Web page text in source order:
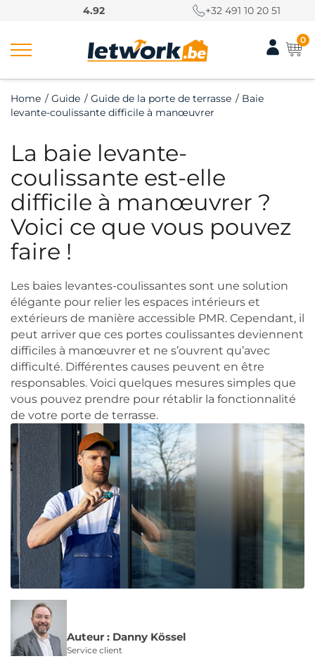
4.92 +32 491 10 20 51
0
Home / Guide / Guide de la porte de terrasse / Baie
levante-coulissante difficile à manœuvrer
La baie levante-
coulissante est-elle
difficile à manœuvrer ?
Voici ce que vous pouvez
faire !
Les baies levantes-coulissantes sont une solution
élégante pour relier les espaces intérieurs et
extérieurs de manière accessible PMR. Cependant, il
peut arriver que ces portes coulissantes deviennent
difficiles à manœuvrer et ne s’ouvrent qu’avec
difficulté. Différentes causes peuvent en être
responsables. Voici quelques mesures simples que
vous pouvez prendre pour rétablir la fonctionnalité
de votre porte de terrasse.
Auteur : Danny Kössel
Service client